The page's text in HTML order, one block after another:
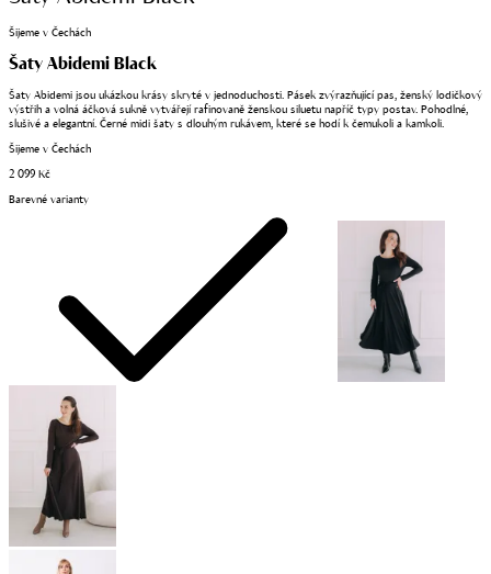
Šijeme v Čechách
Šaty Abidemi Black
Šaty Abidemi jsou ukázkou krásy skryté v jednoduchosti. Pásek zvýrazňující pas, ženský lodičkový
výstřih a volná áčková sukně vytvářejí rafinovaně ženskou siluetu napříč typy postav. Pohodlné,
slušivé a elegantní. Černé midi šaty s dlouhým rukávem, které se hodí k čemukoli a kamkoli.
Šijeme v Čechách
2 099 Kč
Barevné varianty